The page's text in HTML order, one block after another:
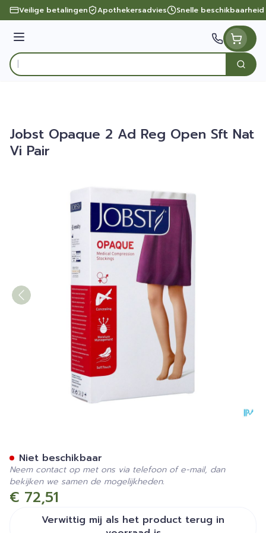
Ga naar de inhoud
Veilige betalingen Apothekersadvies Snelle beschikbaarheid
Menu
Product, merk, categorie...
Zoek
Jobst Opaque 2 Ad Reg Open Sft Nat
Vi Pair
€ 72,51
Verwittig mij als het product terug in
Niet beschikbaar
Neem contact op met ons via telefoon of e-mail, dan
bekijken we samen de mogelijkheden.